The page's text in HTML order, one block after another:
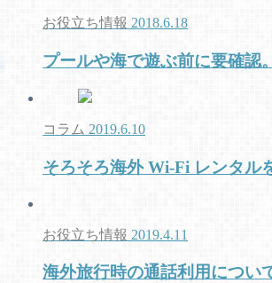
お役立ち情報 2018.6.18
プールや海で遊ぶ前に要確認
コラム 2019.6.10
そろそろ海外 Wi-Fi レンタル
お役立ち情報 2019.4.11
海外旅行時の通話利用につい